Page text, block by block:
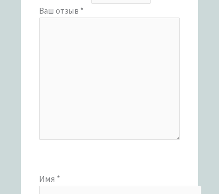
Ваш отзыв *
Имя *